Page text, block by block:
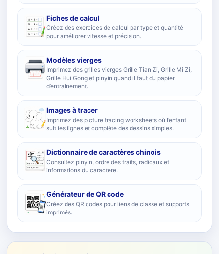
Fiches de calcul
Créez des exercices de calcul par type et quantité
pour améliorer vitesse et précision.
Modèles vierges
Imprimez des grilles vierges Grille Tian Zi, Grille Mi Zi,
Grille Hui Gong et pinyin quand il faut du papier
d’entraînement.
Images à tracer
Imprimez des picture tracing worksheets où l’enfant
suit les lignes et complète des dessins simples.
Dictionnaire de caractères chinois
Consultez pinyin, ordre des traits, radicaux et
informations du caractère.
Générateur de QR code
Créez des QR codes pour liens de classe et supports
imprimés.